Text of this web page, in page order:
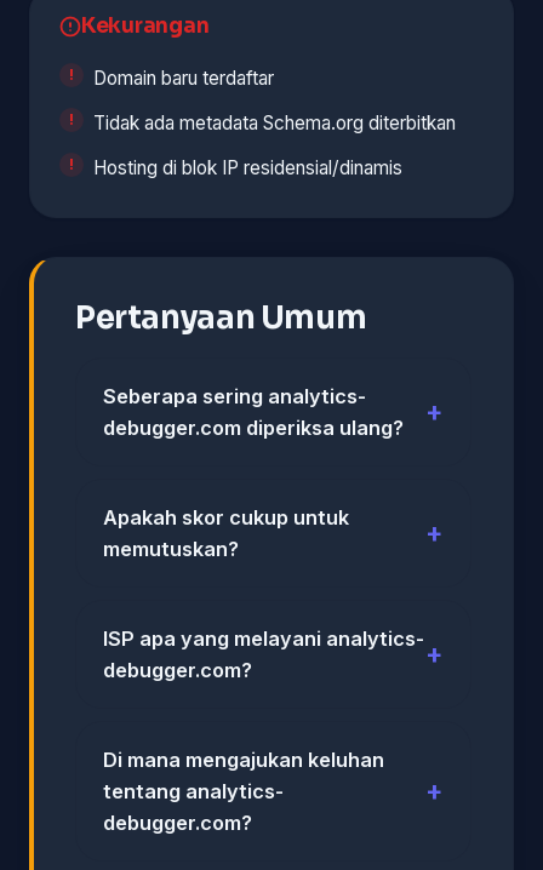
Kekurangan
Domain baru terdaftar
Tidak ada metadata Schema.org diterbitkan
Hosting di blok IP residensial/dinamis
Pertanyaan Umum
Seberapa sering analytics-
debugger.com diperiksa ulang?
Apakah skor cukup untuk
memutuskan?
ISP apa yang melayani analytics-
debugger.com?
Di mana mengajukan keluhan
tentang analytics-
debugger.com?